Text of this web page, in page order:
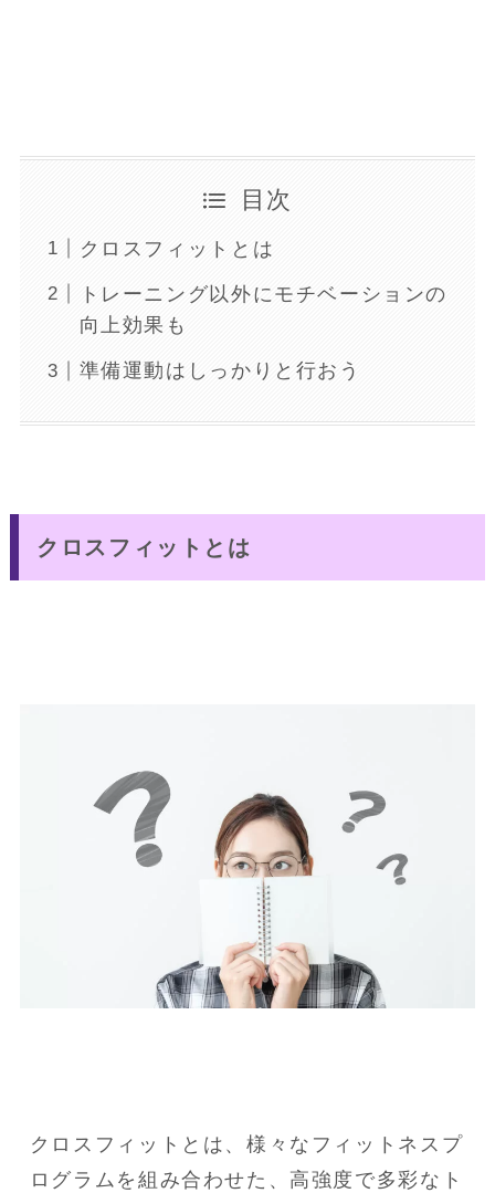
目次
クロスフィットとは
トレーニング以外にモチベーションの
向上効果も
準備運動はしっかりと行おう
クロスフィットとは
クロスフィットとは、様々なフィットネスプ
ログラムを組み合わせた、高強度で多彩なト